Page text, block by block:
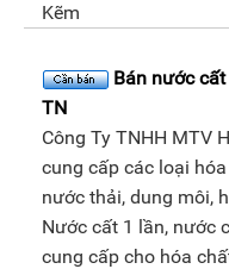
Kẽm
Bán nước
TN
Công Ty TNHH MTV
cung cấp các loại
nước thải, dung môi,
Nước cất 1 lần, nước
cung cấp cho hóa